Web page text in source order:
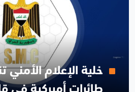
خلية الإعلام
طائرات أميركية في